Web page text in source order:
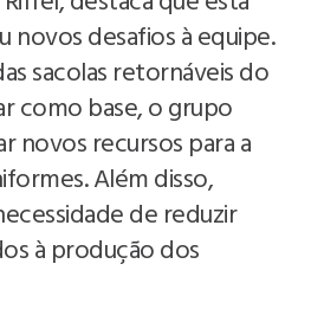
novos desafios à equipe.
sacolas retornáveis do
como base, o grupo
novos recursos para a
Além disso,
de reduzir
à produção dos